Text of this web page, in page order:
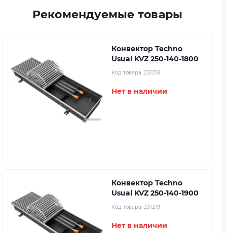
Рекомендуемые товары
Конвектор Techno
Usual KVZ 250-140-1800
Код товара: 231218
Нет в наличии
Конвектор Techno
Usual KVZ 250-140-1900
Код товара: 231219
Нет в наличии